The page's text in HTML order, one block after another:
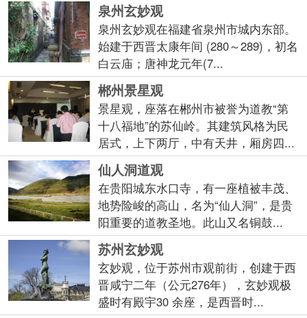
泉州玄妙观
泉州玄妙观在福建省泉州市城内东部。
始建于西晋太康年间 (280～289)，初名
白云庙；唐神龙元年(7...
郴州景星观
景星观，座落在郴州市被誉为道教“第
十八福地”的苏仙岭。其建筑风格为民
居式，上下两厅，中有天井，厢房四...
仙人洞道观
在贵阳城东水口寺，有一座植被丰茂、
地势险峻的高山，名为“仙人洞”，是贵
阳重要的道教圣地。此山又名铜鼓...
苏州玄妙观
玄妙观，位于苏州市观前街，创建于西
晋咸宁二年（公元276年），玄妙观极
盛时有殿宇30 余座，是西晋时...